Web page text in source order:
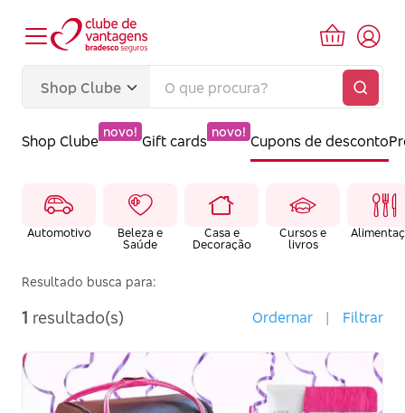
Shop Clube
novo!
Gift cards
novo!
Cupons de desconto
Automotivo
Beleza e
Saúde
Casa e
Decoração
Cursos e
livros
Resultado busca para:
1 resultado(s) Ordernar | Filtrar